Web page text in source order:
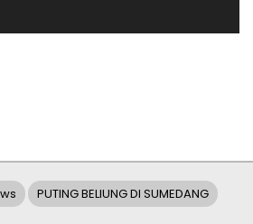
PUTING BELIUNG DI SUMEDANG